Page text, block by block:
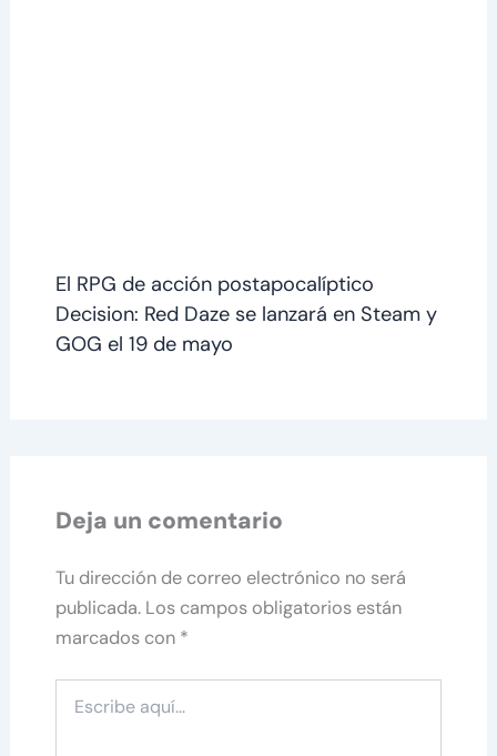
El RPG de acción postapocalíptico
Decision: Red Daze se lanzará en Steam y
GOG el 19 de mayo
Deja un comentario
Tu dirección de correo electrónico no será
publicada. Los campos obligatorios están
marcados con *
aquí...